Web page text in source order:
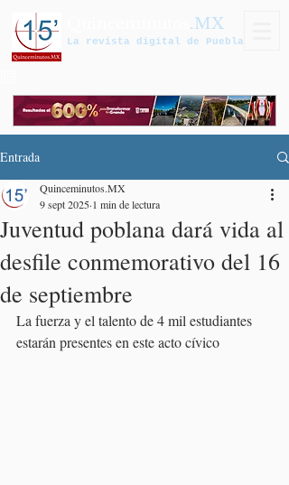
.MX
La revista digital de Puebla
Entrada
Juventud poblana dará vida al
desfile conmemorativo del 16
de septiembre
Quinceminutos.MX
9 sept 2025 1 min de lectura
La fuerza y el talento de 4 mil estudiantes
estarán presentes en este acto cívico